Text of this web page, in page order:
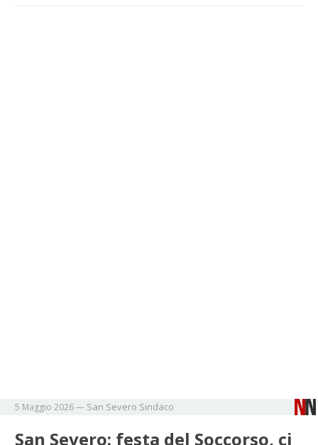
5 Maggio 2026— San Severo Sindaco
San Severo: festa del Soccorso, ci